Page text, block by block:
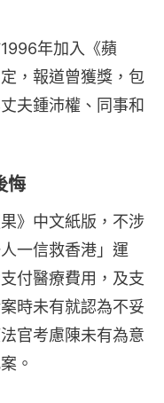
年加入《蘋
，報道曾獲獎，包
夫鍾沛權、同事和
悔
》中文紙版，不涉
一信救香港」運
付醫療費用，及支
時未有就認為不妥
官考慮陳未有為意
。